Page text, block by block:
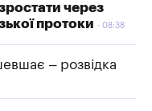
через
протоки
08:38
– розвідка